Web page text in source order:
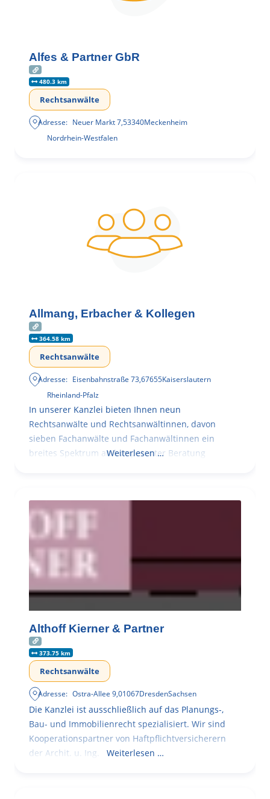
Alfes & Partner GbR
480.3 km
Rechtsanwälte
Adresse: Neuer Markt 7,53340Meckenheim
Nordrhein-Westfalen
Allmang, Erbacher & Kollegen
364.58 km
Rechtsanwälte
Adresse: Eisenbahnstraße 73,67655Kaiserslautern
Rheinland-Pfalz
In unserer Kanzlei bieten Ihnen neun
Rechtsanwälte und Rechtsanwältinnen, davon
sieben Fachanwälte und Fachanwältinnen ein
breites Spektrum an kompetenter Beratung
Weiterlesen …
Althoff Kierner & Partner
373.75 km
Rechtsanwälte
Adresse: Ostra-Allee 9,01067DresdenSachsen
Die Kanzlei ist ausschließlich auf das Planungs-,
Bau- und Immobilienrecht spezialisiert. Wir sind
Kooperationspartner von Haftpflichtversicherern
der Archit. u. Ing.
Weiterlesen …